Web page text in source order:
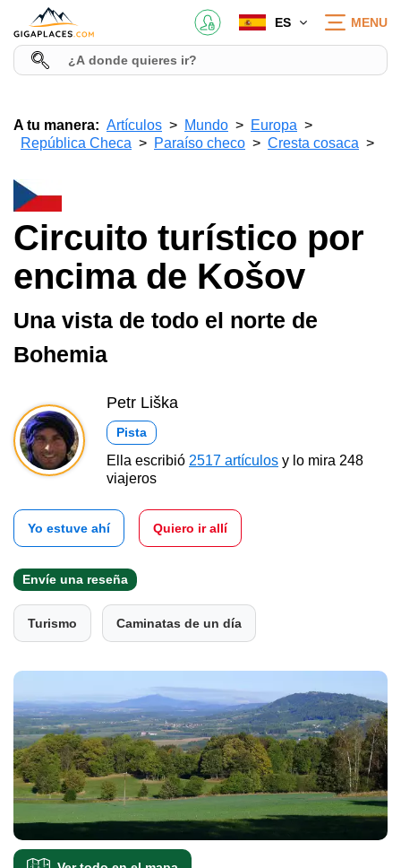
ES MENU
A tu manera: Artículos Mundo
Europa
República Checa
Paraíso checo Cresta cosaca
Circuito turístico por
encima de Košov
Una vista de todo el norte de
Bohemia
Petr Liška
Pista
Ella escribió 2517 artículos y lo mira 248
viajeros
Yo estuve ahí Quiero ir allí
Envíe una reseña
Turismo Caminatas de un día